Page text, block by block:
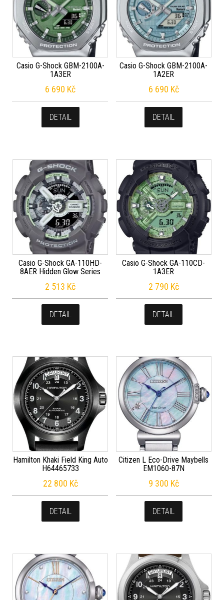
Casio G-Shock GBM-2100A-
1A3ER
6 690 Kč
DETAIL
Casio G-Shock GBM-2100A-
1A2ER
6 690 Kč
DETAIL
Casio G-Shock GA-110HD-
8AER Hidden Glow Series
2 513 Kč
DETAIL
Casio G-Shock GA-110CD-
1A3ER
2 790 Kč
DETAIL
Hamilton Khaki Field King Auto
H64465733
22 800 Kč
DETAIL
Citizen L Eco-Drive Maybells
EM1060-87N
9 300 Kč
DETAIL